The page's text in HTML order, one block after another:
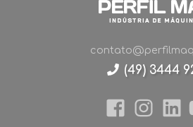
(49) 3444